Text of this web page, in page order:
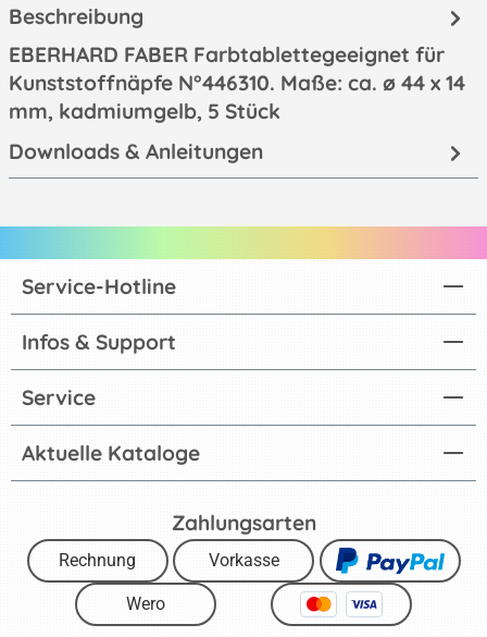
Beschreibung
EBERHARD FABER Farbtablettegeeignet für
Kunststoffnäpfe N°446310. Maße: ca. ø 44 x 14
mm, kadmiumgelb, 5 Stück
Downloads & Anleitungen
Aktuelle Kataloge
Service-Hotline
Infos & Support
Service
Zahlungsarten
Rechnung Vorkasse
Wero